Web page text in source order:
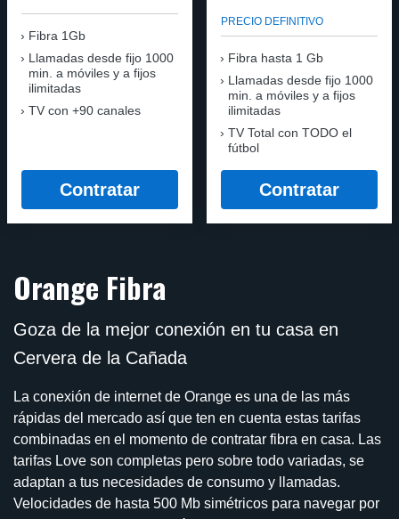
Fibra 1Gb
Llamadas desde fijo 1000
min. a móviles y a fijos
ilimitadas
TV con +90 canales
Contratar
PRECIO DEFINITIVO
Fibra hasta 1 Gb
Llamadas desde fijo 1000
min. a móviles y a fijos
ilimitadas
TV Total con TODO el
fútbol
Contratar
Orange Fibra
Goza de la mejor conexión en tu casa en
Cervera de la Cañada
La conexión de internet de Orange es una de las más
rápidas del mercado así que ten en cuenta estas tarifas
combinadas en el momento de contratar fibra en casa. Las
tarifas Love son completas pero sobre todo variadas, se
adaptan a tus necesidades de consumo y llamadas.
Velocidades de hasta 500 Mb simétricos para navegar por